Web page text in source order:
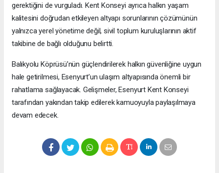
gerektiğini de vurguladı. Kent Konseyi ayrıca halkın yaşam
kalitesini doğrudan etkileyen altyapı sorunlarının çözümünün
yalnızca yerel yönetime değil, sivil toplum kuruluşlarının aktif
takibine de bağlı olduğunu belirtti.
Balıkyolu Köprüsü’nün güçlendirilerek halkın güvenliğine uygun
hale getirilmesi, Esenyurt’un ulaşım altyapısında önemli bir
rahatlama sağlayacak. Gelişmeler, Esenyurt Kent Konseyi
tarafından yakından takip edilerek kamuoyuyla paylaşılmaya
devam edecek.